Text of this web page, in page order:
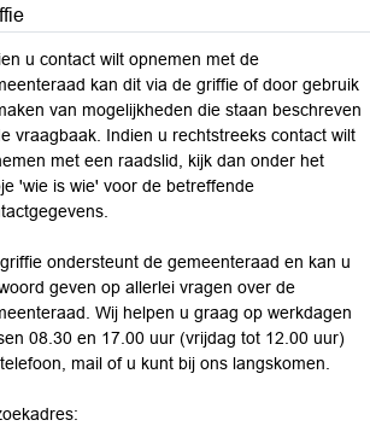
u contact wilt opnemen met de
kan dit via de griffie of door gebruik
van mogelijkheden die staan beschreven
vraagbaak. Indien u rechtstreeks contact wilt
met een raadslid, kijk dan onder het
'wie is wie' voor de betreffende
ondersteunt de gemeenteraad en kan u
geven op allerlei vragen over de
Wij helpen u graag op werkdagen
08.30 en 17.00 uur (vrijdag tot 12.00 uur)
mail of u kunt bij ons langskomen.